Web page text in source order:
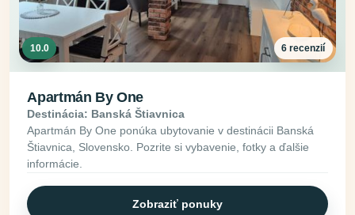
10.0 6 recenzií
Apartmán By One
Destinácia: Banská Štiavnica
Apartmán By One ponúka ubytovanie v destinácii Banská
Štiavnica, Slovensko. Pozrite si vybavenie, fotky a ďalšie
informácie.
Zobraziť ponuky